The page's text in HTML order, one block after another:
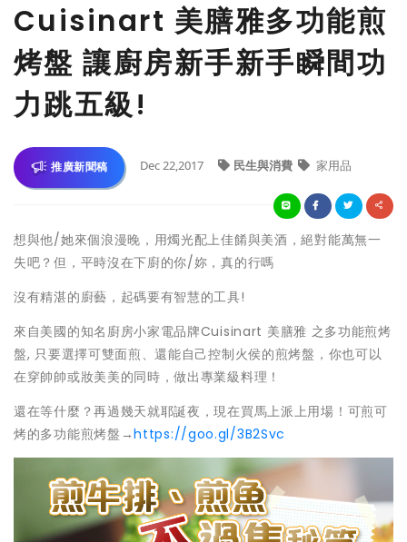
Cuisinart 美膳雅多功能煎
烤盤 讓廚房新手新手瞬間功
力跳五級!
推廣新聞稿 Dec 22,2017 民生與消費 家用品
想與他/她來個浪漫晚，用燭光配上佳餚與美酒，絕對能萬無一
失吧？但，平時沒在下廚的你/妳，真的行嗎
沒有精湛的廚藝，起碼要有智慧的工具!
來自美國的知名廚房小家電品牌Cuisinart 美膳雅 之多功能煎烤
盤, 只要選擇可雙面煎、還能自己控制火侯的煎烤盤，你也可以
在穿帥帥或妝美美的同時，做出專業級料理！
還在等什麼？再過幾天就耶誕夜，現在買馬上派上用場！可煎可
烤的多功能煎烤盤→https://goo.gl/3B2Svc